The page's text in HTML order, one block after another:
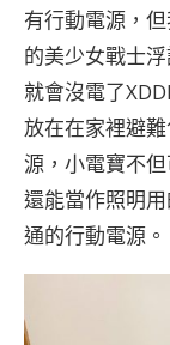
有行動電源，
的美少女戰士
就會沒電了
放在在家裡避
源，小電寶不
還能當作照明
通的行動電源。